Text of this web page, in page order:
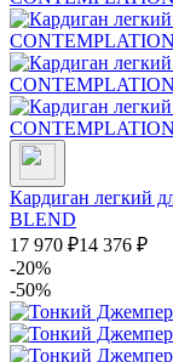
Кардиган легкий
BLEND
17 970 ₽14 376 ₽
-20%
-50%